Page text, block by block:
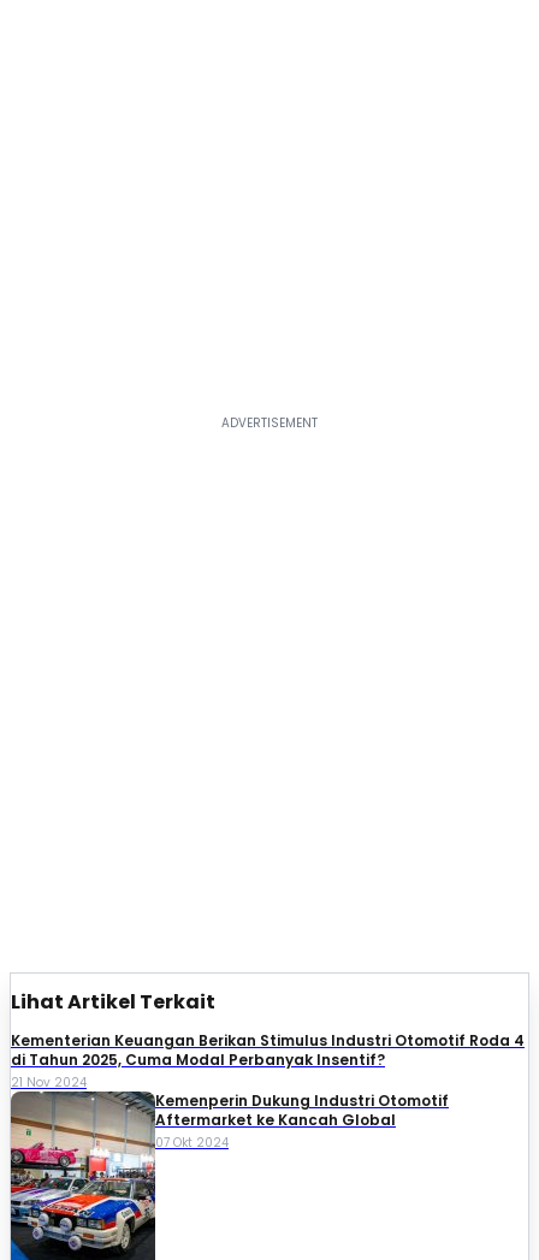
Lihat Artikel Terkait
Kementerian Keuangan Berikan Stimulus Industri Otomotif Roda 4
di Tahun 2025, Cuma Modal Perbanyak Insentif?
21 Nov 2024
Kemenperin Dukung Industri Otomotif
Aftermarket ke Kancah Global
07 Okt 2024